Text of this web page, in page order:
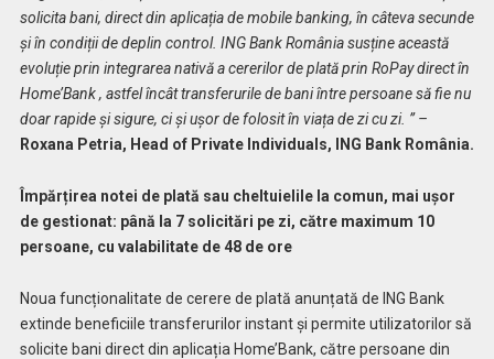
solicita bani, direct din aplicația de mobile banking, în câteva secunde
și în condiții de deplin control. ING Bank România susține această
evoluție prin integrarea nativă a cererilor de plată prin RoPay direct în
Home’Bank , astfel încât transferurile de bani între persoane să fie nu
doar rapide și sigure, ci și ușor de folosit în viața de zi cu zi. ” –
Roxana Petria, Head of Private Individuals,
ING Bank România.
Împărțirea notei de plată sau cheltuielile la comun, mai ușor
de gestionat: până la 7 solicitări pe zi, către maximum 10
persoane, cu valabilitate de 48 de ore
Noua funcționalitate de cerere de plată anunțată de ING Bank
extinde beneficiile transferurilor instant și permite utilizatorilor să
solicite bani direct din aplicația Home’Bank, către persoane din